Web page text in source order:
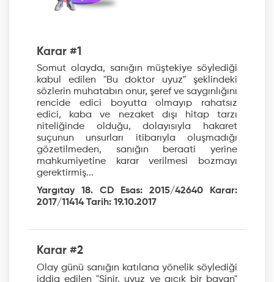
Karar #1
Somut olayda, sanığın müştekiye söylediği
kabul edilen "Bu doktor uyuz" şeklindeki
sözlerin muhatabın onur, şeref ve saygınlığını
rencide edici boyutta olmayıp rahatsız
edici, kaba ve nezaket dışı hitap tarzı
niteliğinde olduğu, dolayısıyla hakaret
suçunun unsurları itibarıyla oluşmadığı
gözetilmeden, sanığın beraati yerine
mahkumiyetine karar verilmesi bozmayı
gerektirmiş...
Yargıtay 18. CD Esas: 2015/42640 Karar:
2017/11414 Tarih: 19.10.2017
Karar #2
Olay günü sanığın katılana yönelik söylediği
iddia edilen "Sinir, uyuz ve gıcık bir bayan"